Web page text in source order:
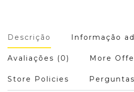
Descrição Informação
Avaliações (0) More
Store Policies Perguntas